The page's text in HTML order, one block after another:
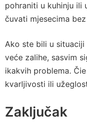
pohraniti u kuhinju ili
čuvati mjesecima
Ako ste bili u
veće zalihe, sasvim
ikakvih problema.
kvarljivosti ili
Zaključak